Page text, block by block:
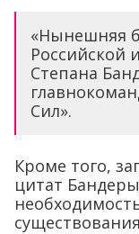
«Нынешняя
Российской
Степана
Сил».
Кроме того,
цитат